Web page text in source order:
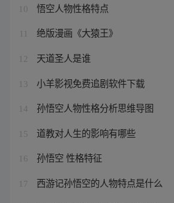
10 悟空人物性格特点
绝版漫画《大猿王》
12 天道圣人是谁
13 小羊影视免费追剧软件下载
14 孙悟空人物性格分析思维导图
15 道教对人生的影响有哪些
16 孙悟空 性格特征
17 西游记孙悟空的人物特点是什么